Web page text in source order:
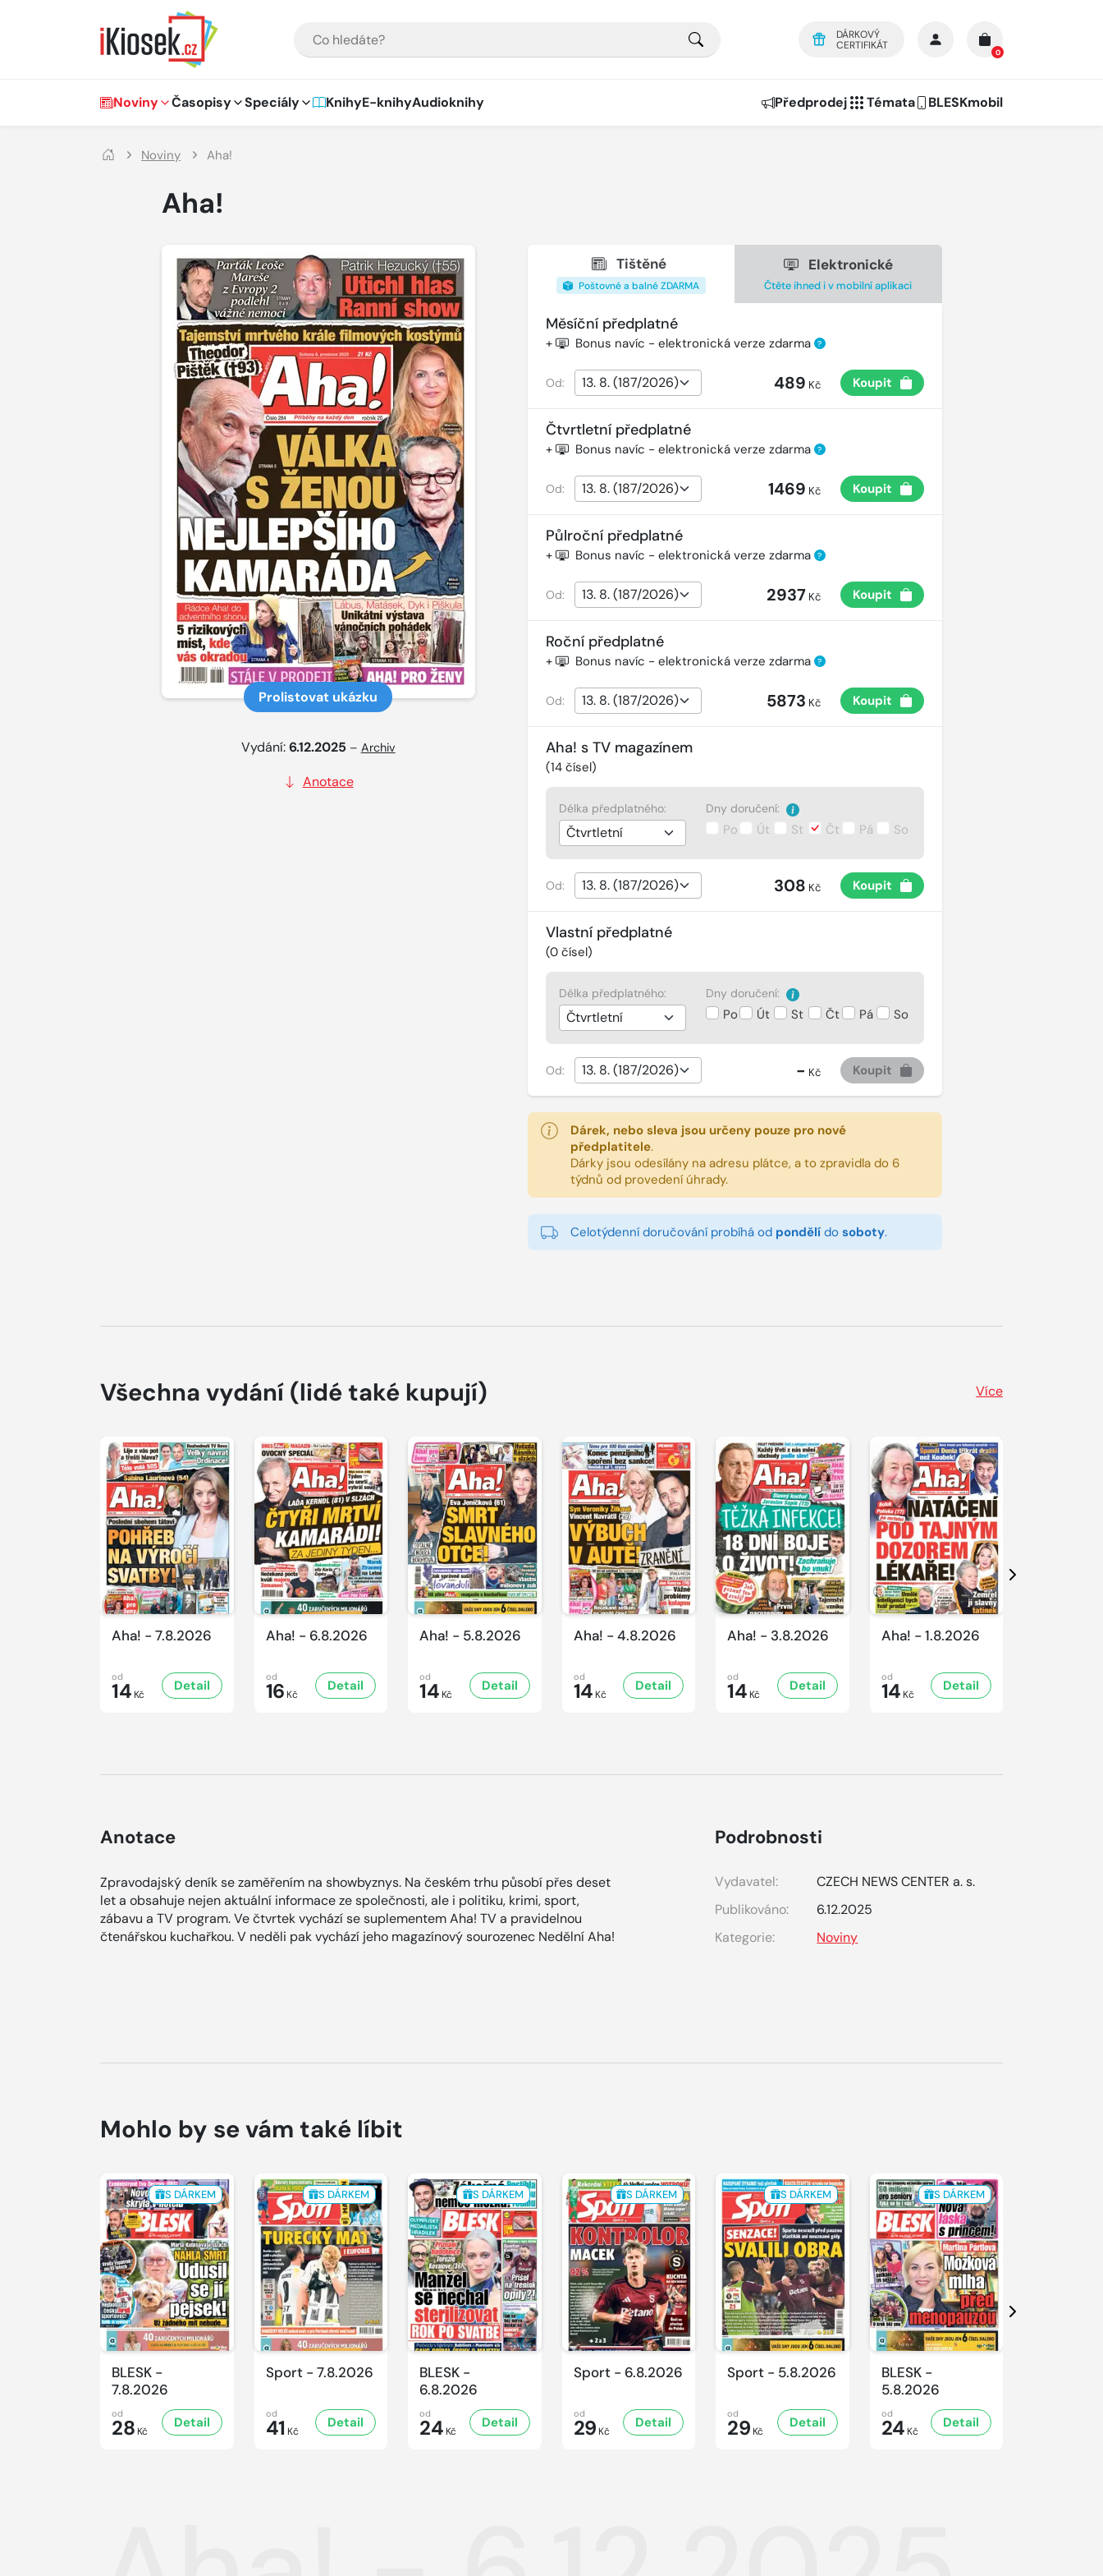
DÁRKOVÝ
CERTIFIKÁT
0
Hlavní navigace
Noviny Časopisy Speciály KnihyE-knihyAudioknihy Předprodej Témata BLESKmobil
Noviny Aha!
Aha!
Prolistovat ukázku
Vydání:6.12.2025 – Archiv
Anotace
Tištěné
Poštovné a balné ZDARMA
Elektronické
Čtěte ihned i v mobilní aplikaci
Měsíční předplatné
+ Bonus navíc - elektronická verze zdarma ?
Od: 489 Kč Koupit
Čtvrtletní předplatné
+ Bonus navíc - elektronická verze zdarma ?
Od: 1469 Kč Koupit
Půlroční předplatné
+ Bonus navíc - elektronická verze zdarma ?
Od: 2937 Kč Koupit
Roční předplatné
+ Bonus navíc - elektronická verze zdarma ?
Od: 5873 Kč Koupit
Aha! s TV magazínem
(14čísel)
Délka předplatného: Dny doručení:
Po Út St Čt Pá So
Od: 308 Kč Koupit
Vlastní předplatné
(0čísel)
Délka předplatného: Dny doručení:
Po Út St Čt Pá So
Od: - Kč Koupit
Dárek, nebo sleva jsou určeny pouze pro nové
předplatitele.
Dárky jsou odesílány na adresu plátce, a to zpravidla do 6
týdnů od provedení úhrady.
Celotýdenní doručování probíhá od pondělído soboty.
Všechna vydání (lidé také kupují) Více
Aha! - 7.8.2026
od
14 Kč
Detail
Aha! - 6.8.2026
od
16 Kč
Detail
Aha! - 5.8.2026
od
14 Kč
Detail
Aha! - 4.8.2026
od
14 Kč
Detail
Aha! - 3.8.2026
od
14 Kč
Detail
Aha! - 1.8.2026
od
14 Kč
Detail
Další
Anotace
Zpravodajský deník se zaměřením na showbyznys. Na českém trhu působí přes deset
let a obsahuje nejen aktuální informace ze společnosti, ale i politiku, krimi, sport,
zábavu a TV program. Ve čtvrtek vychází se suplementem Aha! TV a pravidelnou
čtenářskou kuchařkou. V neděli pak vychází jeho magazínový sourozenec Nedělní Aha!
Podrobnosti
Vydavatel:
CZECH NEWS CENTER a. s.
Publikováno:
6.12.2025
Kategorie:
Noviny
Mohlo by se vám také líbit
S DÁRKEM
BLESK -
7.8.2026
od
28 Kč
Detail
S DÁRKEM
Sport - 7.8.2026
od
41 Kč
Detail
S DÁRKEM
BLESK -
6.8.2026
od
24 Kč
Detail
S DÁRKEM
Sport - 6.8.2026
od
29 Kč
Detail
S DÁRKEM
Sport - 5.8.2026
od
29 Kč
Detail
S DÁRKEM
BLESK -
5.8.2026
od
24 Kč
Detail
Další